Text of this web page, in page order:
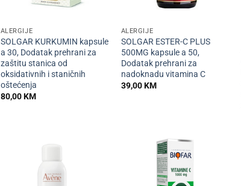
ALERGIJE
SOLGAR KURKUMIN kapsule
a 30, Dodatak prehrani za
zaštitu stanica od
oksidativnih i staničnih
oštećenja
80,00KM
ALERGIJE
SOLGAR ESTER-C PLUS
500MG kapsule a 50,
Dodatak prehrani za
nadoknadu vitamina C
39,00KM